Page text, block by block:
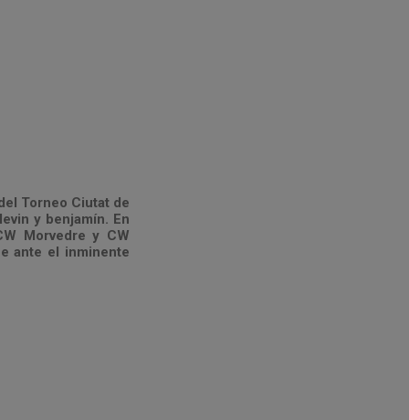
Torneo Ciutat de
y benjamín. En
Morvedre y CW
ante el inminente